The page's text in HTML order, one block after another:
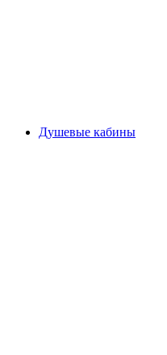
Душевые кабины